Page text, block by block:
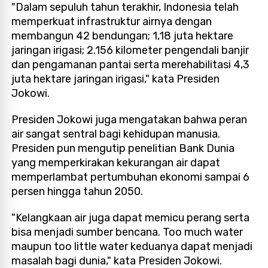
"Dalam sepuluh tahun terakhir, Indonesia telah
memperkuat infrastruktur airnya dengan
membangun 42 bendungan; 1,18 juta hektare
jaringan irigasi; 2.156 kilometer pengendali banjir
dan pengamanan pantai serta merehabilitasi 4,3
juta hektare jaringan irigasi," kata Presiden
Jokowi.
Presiden Jokowi juga mengatakan bahwa peran
air sangat sentral bagi kehidupan manusia.
Presiden pun mengutip penelitian Bank Dunia
yang memperkirakan kekurangan air dapat
memperlambat pertumbuhan ekonomi sampai 6
persen hingga tahun 2050.
"Kelangkaan air juga dapat memicu perang serta
bisa menjadi sumber bencana. Too much water
maupun too little water keduanya dapat menjadi
masalah bagi dunia," kata Presiden Jokowi.